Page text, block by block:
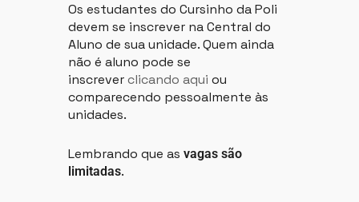
Os estudantes do Cursinho da Poli
devem se inscrever na Central do
Aluno de sua unidade. Quem ainda
não é aluno pode se
inscreverclicando aqui ou
comparecendo pessoalmente às
unidades.
Lembrando que as vagas são
limitadas.